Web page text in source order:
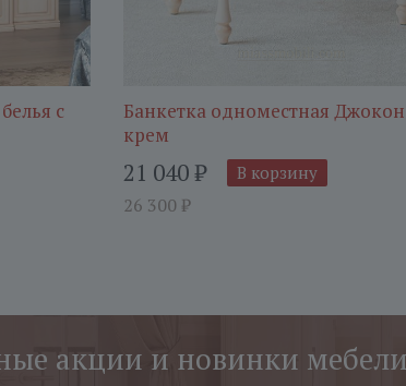
с
Банкетка одноместная
крем
21 040₽
26 300 ₽
В корзину
акции и новинки мебели